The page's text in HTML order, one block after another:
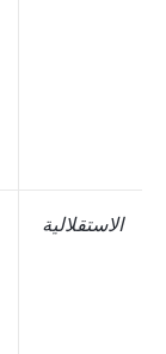
الاستقلالية